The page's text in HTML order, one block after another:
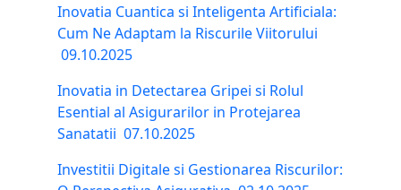
Inovatia Cuantica si Inteligenta Artificiala:
Cum Ne Adaptam la Riscurile Viitorului
09.10.2025
Inovatia in Detectarea Gripei si Rolul
Esential al Asigurarilor in Protejarea
Sanatatii 07.10.2025
Investitii Digitale si Gestionarea Riscurilor: